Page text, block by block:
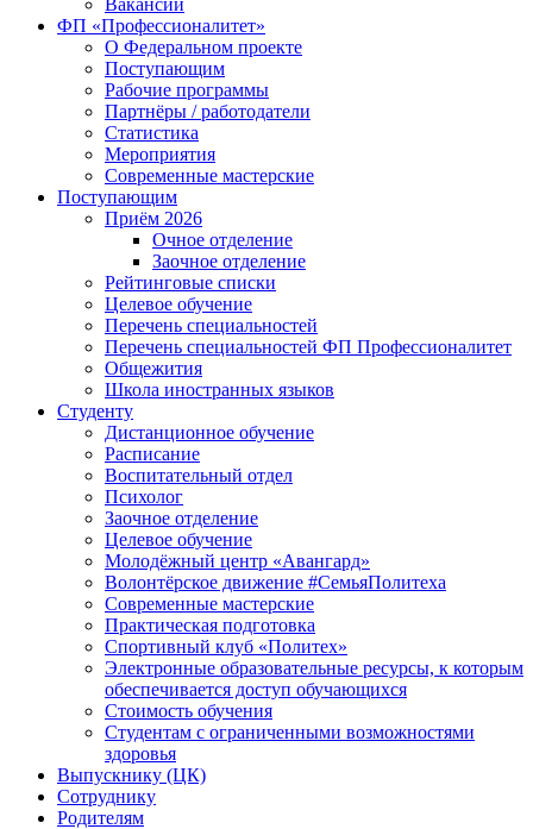
Вакансии
ФП «Профессионалитет»
О Федеральном проекте
Поступающим
Рабочие программы
Партнёры / работодатели
Статистика
Мероприятия
Современные мастерские
Поступающим
Приём 2026
Очное отделение
Заочное отделение
Рейтинговые списки
Целевое обучение
Перечень специальностей
Перечень специальностей ФП Профессионалитет
Общежития
Школа иностранных языков
Студенту
Дистанционное обучение
Расписание
Воспитательный отдел
Психолог
Заочное отделение
Целевое обучение
Молодёжный центр «Авангард»
Волонтёрское движение #СемьяПолитеха
Современные мастерские
Практическая подготовка
Спортивный клуб «Политех»
Электронные образовательные ресурсы, к которым
обеспечивается доступ обучающихся
Стоимость обучения
Студентам с ограниченными возможностями
здоровья
Выпускнику (ЦК)
Сотруднику
Родителям